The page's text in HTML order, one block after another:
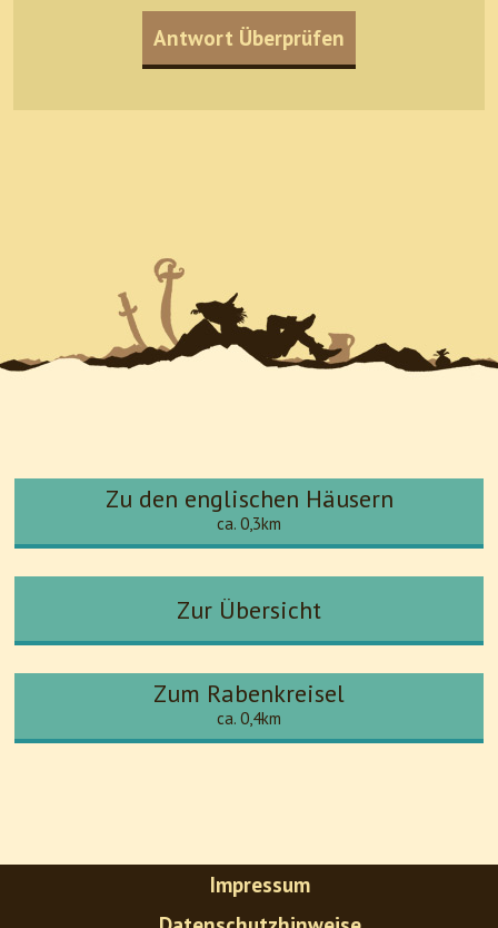
Antwort Überprüfen
Zu den englischen Häusern
ca. 0,3km
Zur Übersicht
Zum Rabenkreisel
ca. 0,4km
Impressum